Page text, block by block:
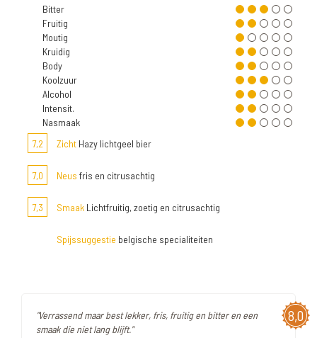
Bitter
Fruitig
Moutig
Kruidig
Body
Koolzuur
Alcohol
Intensit.
Nasmaak
7,2
Zicht Hazy lichtgeel bier
7,0 Neus fris en citrusachtig
7,3 Smaak Lichtfruitig, zoetig en citrusachtig
Spijssuggestie belgische specialiteiten
8,0
"Verrassend maar best lekker, fris, fruitig en bitter en een
smaak die niet lang blijft."